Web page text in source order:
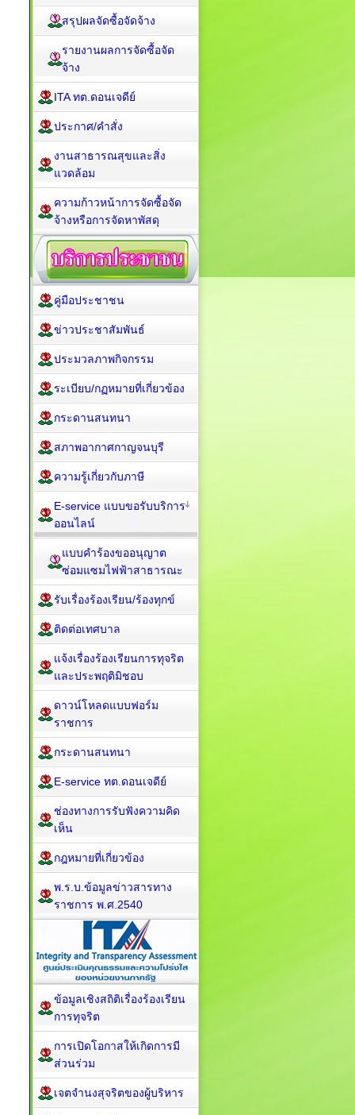
สรุปผลจัดซื้อจัดจ้าง
รายงานผลการจัดซื้อจัด
จ้าง
ITA ทต.ดอนเจดีย์
ประกาศ/คำสั่ง
งานสาธารณสุขและสิ่ง
แวดล้อม
ความก้าวหน้าการจัดซื้อจัด
จ้างหรือการจัดหาพัสดุ
คู่มือประชาชน
ข่าวประชาสัมพันธ์
ประมวลภาพกิจกรรม
ระเบียบ/กฏหมายที่เกี่ยวข้อง
กระดานสนทนา
สภาพอากาศกาญจนบุรี
ความรู้เกี่ยวกับภาษี
E-service แบบขอรับบริการ
ออนไลน์
แบบคำร้องขออนุญาต
ซ่อมแซมไฟฟ้าสาธารณะ
รับเรื่องร้องเรียน/ร้องทุกข์
ติดต่อเทศบาล
แจ้งเรื่องร้องเรียนการทุจริต
และประพฤติมิชอบ
ดาวน์โหลดแบบฟอร์ม
ราชการ
กระดานสนทนา
E-service ทต.ดอนเจดีย์
ช่องทางการรับฟังความคิด
เห็น
กฎหมายที่เกี่ยวข้อง
พ.ร.บ.ข้อมูลข่าวสารทาง
ราชการ พ.ศ.2540
ข้อมูลเชิงสถิติเรื่องร้องเรียน
การทุจริต
การเปิดโอกาสให้เกิดการมี
ส่วนร่วม
เจตจำนงสุจริตของผู้บริหาร